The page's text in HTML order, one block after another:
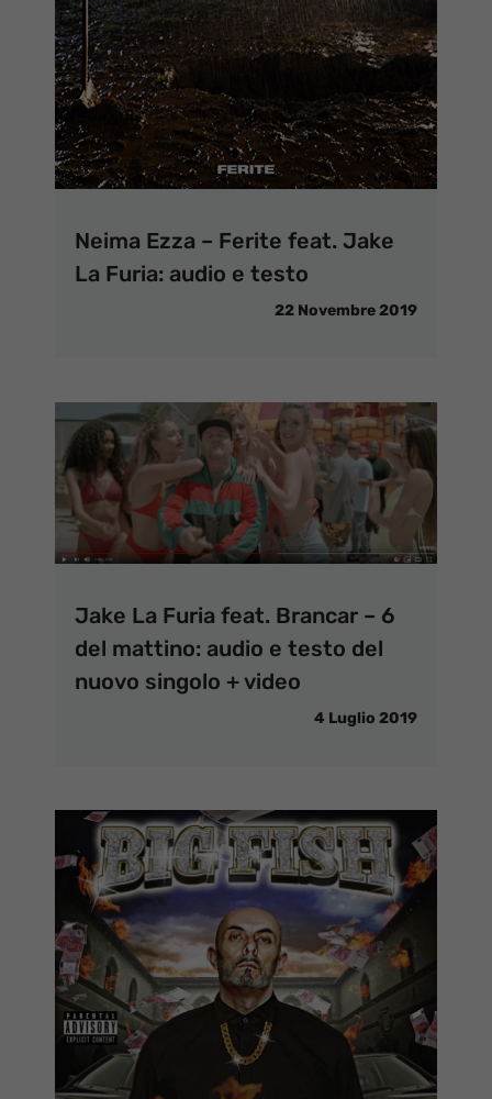
Neima Ezza – Ferite feat. Jake
La Furia: audio e testo
22 Novembre 2019
Jake La Furia feat. Brancar – 6
del mattino: audio e testo del
nuovo singolo + video
4 Luglio 2019